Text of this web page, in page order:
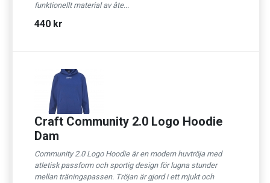
funktionellt material av åte...
440 kr
Craft Community 2.0 Logo Hoodie
Dam
Community 2.0 Logo Hoodie är en modern huvtröja med
atletisk passform och sportig design för lugna stunder
mellan träningspassen. Tröjan är gjord i ett mjukt och